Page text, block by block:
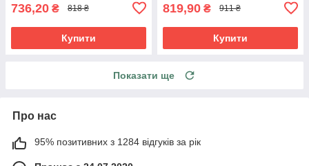
736,20 ₴ 818 ₴
Купити
819,90 ₴ 911 ₴
Купити
Показати ще
Про нас
95% позитивних з 1284 відгуків за рік